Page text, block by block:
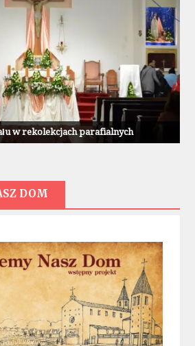
w rekolekcjach parafialnych
DOM